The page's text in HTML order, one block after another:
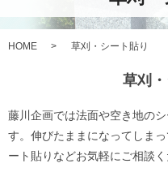
HOME 草刈・シート貼り
草刈
藤川企画では法面や空き地の
す。伸びたままになってしま
ート貼りなどお気軽にご相談く